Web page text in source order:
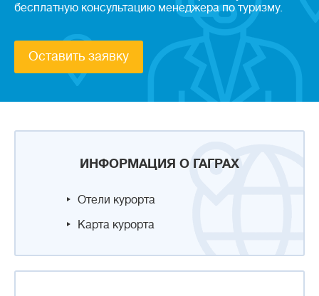
ИНФОРМАЦИЯ О ГАГРАХ
Отели курорта
Карта курорта
бесплатную консультацию менеджера по туризму.
Оставить заявку